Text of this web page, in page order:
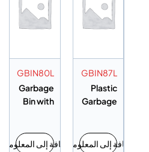
GBIN87L
Plastic
Garbage
87L
إضافة إلى المعلومات
GBIN80L
Garbage
Bin with
إضافة إلى